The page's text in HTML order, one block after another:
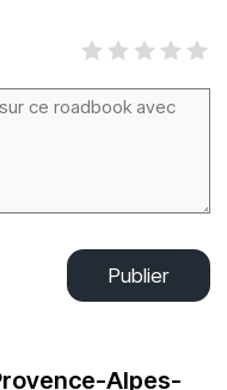
Publier
Alpes-